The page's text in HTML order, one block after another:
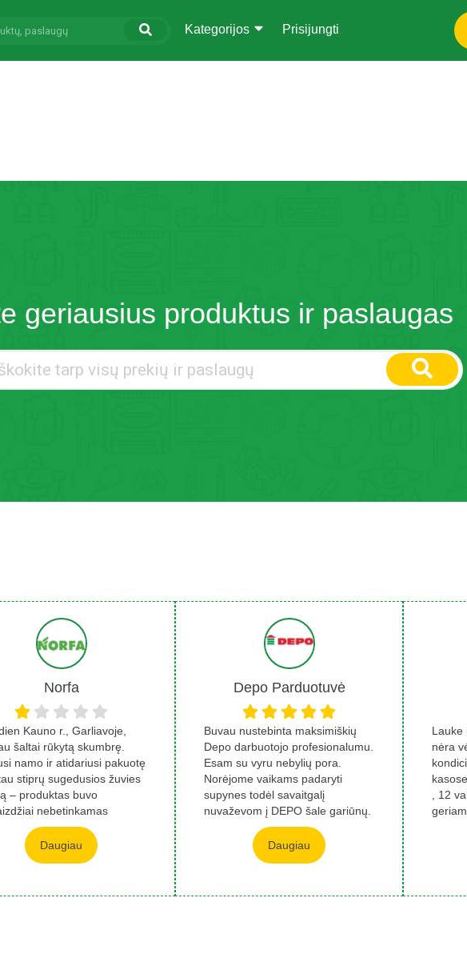
Kategorijos Prisijungti
geriausius produktus ir paslaugas
Norfa
Kauno r., Garliavoje,
šaltai rūkytą skumbrę.
namo ir atidariusi pakuotę
stiprų sugedusios žuvies
– produktas buvo
nebetinkamas
Daugiau
Depo Parduotuvė
Buvau nustebinta maksimiškių
Depo darbuotojo profesionalumu.
Esam su vyru nebylių pora.
Norėjome vaikams padaryti
supynes todėl savaitgalį
nuvaževom į DEPO šale gariūnų.
Nuėjus į varžtų skyr...
Daugiau
Lauke
nėra
, 12